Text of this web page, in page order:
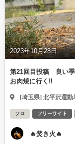
2023年10月28日
第21回目投稿 良い
お肉焼に行く‼️
[埼玉県] 北平沢運動
ソロ フリーサイト
🔥焚き火🔥